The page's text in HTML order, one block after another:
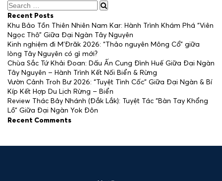
Recent Posts
Khu Bảo Tồn Thiên Nhiên Nam Kar: Hành Trình Khám Phá “Viên
Ngọc Thô” Giữa Đại Ngàn Tây Nguyên
Kinh nghiệm đi M’Đrăk 2026: “Thảo nguyên Mông Cổ” giữa
lòng Tây Nguyên có gì mới?
Chùa Sắc Tứ Khải Đoan: Dấu Ấn Cung Đình Huế Giữa Đại Ngàn
Tây Nguyên – Hành Trình Kết Nối Biển & Rừng
Vườn Cảnh Troh Bư 2026: “Tuyệt Tình Cốc” Giữa Đại Ngàn & Bí
Kíp Kết Hợp Du Lịch Rừng – Biển
Review Thác Bảy Nhánh (Đắk Lắk): Tuyệt Tác “Bàn Tay Khổng
Lồ” Giữa Đại Ngàn Yok Đôn
Recent Comments